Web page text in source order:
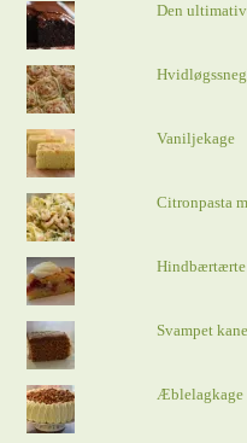
Den
Vaniljekage
Citronpasta
Hindbærtærte
Svampet
Æblelagkage